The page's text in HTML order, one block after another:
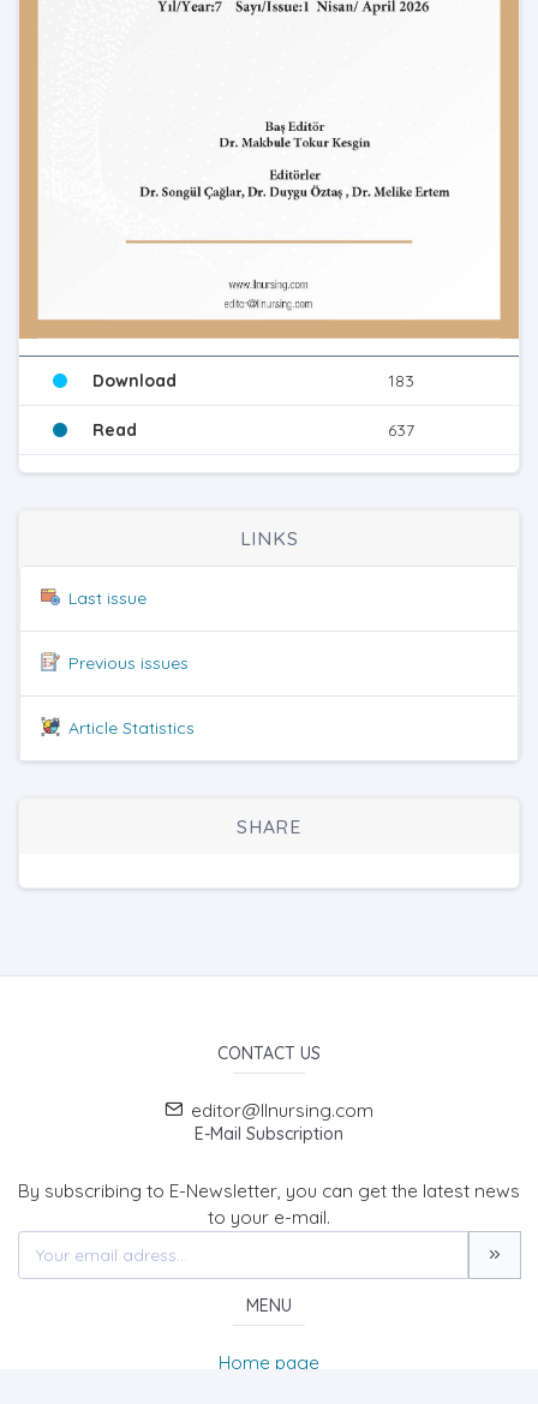
Download 183
Read 637
LINKS
Last issue
Previous issues
Article Statistics
SHARE
CONTACT US
editor@llnursing.com
E-Mail Subscription
By subscribing to E-Newsletter, you can get the latest news
to your e-mail.
MENU
Home page